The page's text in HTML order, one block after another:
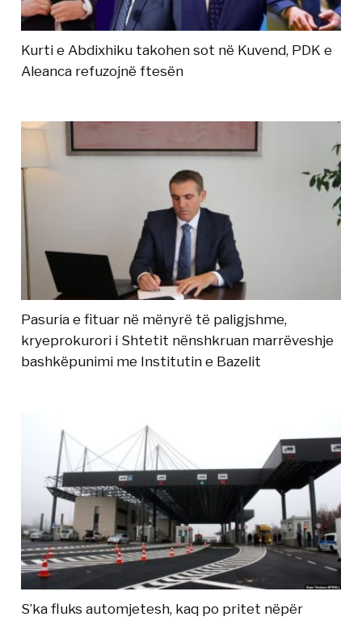
Kurti e Abdixhiku takohen sot në Kuvend, PDK e
Aleanca refuzojnë ftesën
Pasuria e fituar në mënyrë të paligjshme,
kryeprokurori i Shtetit nënshkruan marrëveshje
bashkëpunimi me Institutin e Bazelit
S’ka fluks automjetesh, kaq po pritet nëpër